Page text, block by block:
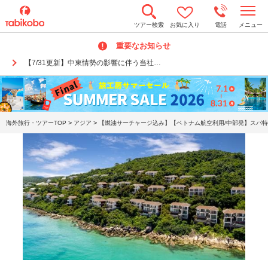
ツアー検索 お気に入り 電話 メニュー
重要なお知らせ
【7/31更新】中東情勢の影響に伴う当社…
o
n
a
v
i
g
a
海外旅行・ツアーTOP > アジア > 【燃油サーチャージ込み】【ベトナム航空利用/中部発】ス